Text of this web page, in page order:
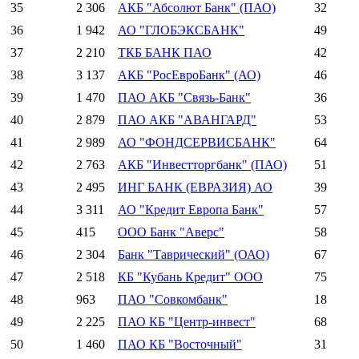
35
2 306 АКБ "Абсолют Банк" (ПАО)
32
36
1 942 АО "ГЛОБЭКСБАНК"
49
37
2 210 ТКБ БАНК ПАО
42
38
3 137 АКБ "РосЕвроБанк" (АО)
46
39
1 470 ПАО АКБ "Связь-Банк"
36
40
2 879 ПАО АКБ "АВАНГАРД"
53
41
2 989 АО "ФОНДСЕРВИСБАНК"
64
42
2 763 АКБ "Инвестторгбанк" (ПАО)
51
43
2 495 ИНГ БАНК (ЕВРАЗИЯ) АО
39
44
3 311 АО "Кредит Европа Банк"
57
45
415 ООО Банк "Аверс"
58
46
2 304 Банк "Таврический" (ОАО)
67
47
2 518 КБ "Кубань Кредит" ООО
75
48
963 ПАО "Совкомбанк"
18
49
2 225 ПАО КБ "Центр-инвест"
68
50
1 460 ПАО КБ "Восточный"
31